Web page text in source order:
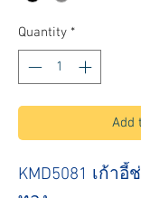
Quantity *
Add
KMD5081 เก้า